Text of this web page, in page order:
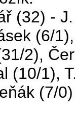
(32) -
(6/
2),
(10/1),
(7/